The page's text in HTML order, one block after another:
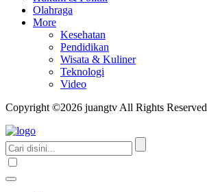
Olahraga
More
Kesehatan
Pendidikan
Wisata & Kuliner
Teknologi
Video
Copyright ©2026 juangtv All Rights Reserved